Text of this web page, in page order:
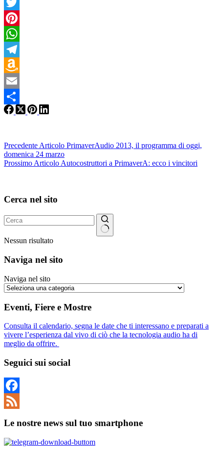
Facebook
Twitter
Pinterest
WhatsApp
Telegram
Amazon
Wish
List
Email
Condividi
Precedente Articolo PrimaverAudio 2013, il programma di oggi,
domenica 24 marzo
Prossimo Articolo Autocostruttori a PrimaverA: ecco i vincitori
Cerca nel sito
Nessun risultato
Naviga nel sito
Naviga nel sito
Eventi, Fiere e Mostre
Consulta il calendario, segna le date che ti interessano e preparati a
vivere l’esperienza dal vivo di ciò che la tecnologia audio ha di
meglio da offrire.
Seguici sui social
Facebook
Le nostre news sul tuo smartphone